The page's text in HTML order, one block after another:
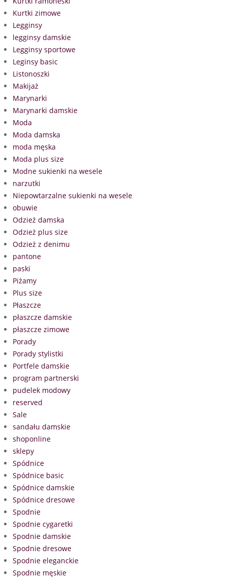
Kurtki zimowe
Legginsy
legginsy damskie
Legginsy sportowe
Leginsy basic
Listonoszki
Makijaż
Marynarki
Marynarki damskie
Moda
Moda damska
moda męska
Moda plus size
Modne sukienki na wesele
narzutki
Niepowtarzalne sukienki na wesele
obuwie
Odzież damska
Odzież plus size
Odzież z denimu
pantone
paski
Piżamy
Plus size
Płaszcze
płaszcze damskie
płaszcze zimowe
Porady
Porady stylistki
Portfele damskie
program partnerski
pudelek modowy
reserved
Sale
sandału damskie
shoponline
sklepy
Spódnice
Spódnice basic
Spódnice damskie
Spódnice dresowe
Spodnie
Spodnie cygaretki
Spodnie damskie
Spodnie dresowe
Spodnie eleganckie
Spodnie męskie